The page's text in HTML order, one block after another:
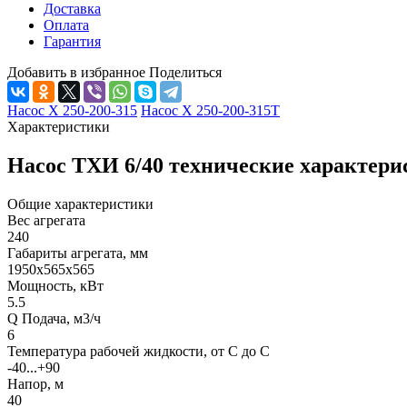
Доставка
Оплата
Гарантия
Добавить в избранное Поделиться
Насос Х 250-200-315 Насос Х 250-200-315Т
Характеристики
Насос ТХИ 6/40 технические
Общие характеристики
Вес агрегата
240
Габариты агрегата, мм
1950х565х565
Мощность, кВт
5.5
Q Подача, м3/ч
6
Температура рабочей жидкости, от С до С
-40...+90
Напор, м
40